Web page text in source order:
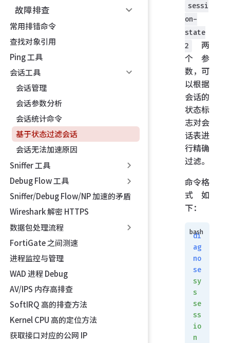
故障排查
常用排错命令
查找对象引用
Ping 工具
会话工具
会话管理
会话参数分析
会话统计命令
基于状态过滤会话
会话无法加速原因
Sniffer 工具
Debug Flow 工具
Sniffer/Debug Flow/NP 加速的矛盾
Wireshark 解密 HTTPS
数据包处理流程
FortiGate 之间测速
进程监控与管理
WAD 进程 Debug
AV/IPS 内存高排查
SoftIRQ 高的排查方法
Kernel CPU 高的定位方法
获取接口对应的公网 IP
sessi
on-
state
2
两
个参
数，可
以根据
会话的
状态标
志对会
话表进
行精确
过滤。
命令格
式如
下：
di
ag
no
se
sy
s
se
ss
io
n